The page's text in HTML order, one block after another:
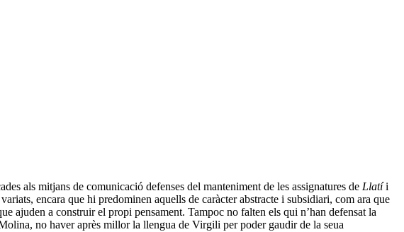
als mitjans de comunicació defenses del manteniment de les assignatures de Llatíi
encara que hi predominen aquells de caràcter abstracte i subsidiari, com ara que
ajuden a construir el propi pensament. Tampoc no falten els qui n’han defensat la
no haver après millor la llengua de Virgili per poder gaudir de la seua